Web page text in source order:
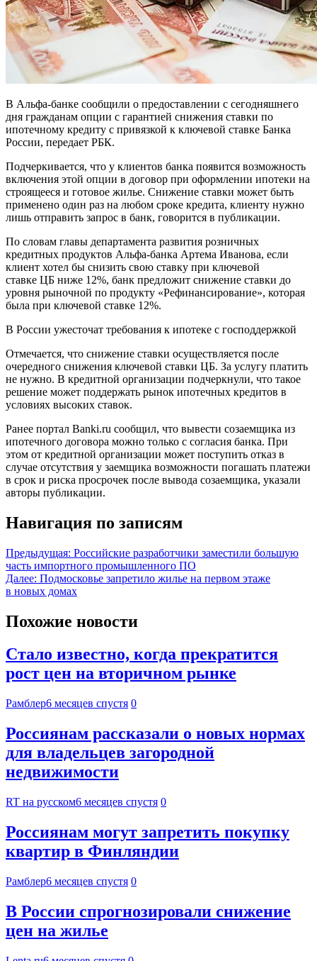
В Альфа-банке сообщили о предоставлении с сегодняшнего
дня гражданам опции с гарантией снижения ставки по
ипотечному кредиту с привязкой к ключевой ставке Банка
России, передает РБК.
Подчеркивается, что у клиентов банка появится возможность
включения этой опции в договор при оформлении ипотеки на
строящееся и готовое жилье. Снижение ставки может быть
применено один раз на любом сроке кредита, клиенту нужно
лишь отправить запрос в банк, говорится в публикации.
По словам главы департамента развития розничных
кредитных продуктов Альфа-банка Артема Иванова, если
клиент хотел бы снизить свою ставку при ключевой
ставке ЦБ ниже 12%, банк предложит снижение ставки до
уровня рыночной по продукту «Рефинансирование», которая
была при ключевой ставке 12%.
В России ужесточат требования к ипотеке с господдержкой
Отмечается, что снижение ставки осуществляется после
очередного снижения ключевой ставки ЦБ. За услугу платить
не нужно. В кредитной организации подчеркнули, что такое
решение может поддержать рынок ипотечных кредитов в
условиях высоких ставок.
Ранее портал Banki.ru сообщил, что вывести созаемщика из
ипотечного договора можно только с согласия банка. При
этом от кредитной организации может поступить отказ в
случае отсутствия у заемщика возможности погашать платежи
в срок и риска просрочек после вывода созаемщика, указали
авторы публикации.
Навигация по записям
Предыдущая: Российские разработчики заместили большую
часть импортного промышленного ПО
Далее: Подмосковье запретило жилье на первом этаже
в новых домах
Похожие новости
Стало известно, когда прекратится
рост цен на вторичном рынке
Рамблер6 месяцев спустя 0
Россиянам рассказали о новых нормах
для владельцев загородной
недвижимости
RT на русском6 месяцев спустя 0
Россиянам могут запретить покупку
квартир в Финляндии
Рамблер6 месяцев спустя 0
В России спрогнозировали снижение
цен на жилье